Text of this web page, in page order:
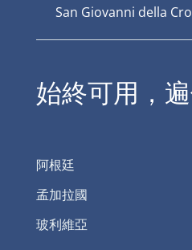
San Giovanni della
始終可用，
阿根廷
孟加拉國
玻利維亞